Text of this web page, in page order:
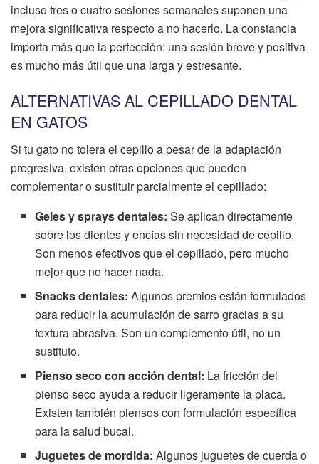
incluso tres o cuatro sesiones semanales suponen una
mejora significativa respecto a no hacerlo. La constancia
importa más que la perfección: una sesión breve y positiva
es mucho más útil que una larga y estresante.
ALTERNATIVAS AL CEPILLADO DENTAL
EN GATOS
Si tu gato no tolera el cepillo a pesar de la adaptación
progresiva, existen otras opciones que pueden
complementar o sustituir parcialmente el cepillado:
Geles y sprays dentales: Se aplican directamente
sobre los dientes y encías sin necesidad de cepillo.
Son menos efectivos que el cepillado, pero mucho
mejor que no hacer nada.
Snacks dentales: Algunos premios están formulados
para reducir la acumulación de sarro gracias a su
textura abrasiva. Son un complemento útil, no un
sustituto.
Pienso seco con acción dental: La fricción del
pienso seco ayuda a reducir ligeramente la placa.
Existen también piensos con formulación específica
para la salud bucal.
Juguetes de mordida: Algunos juguetes de cuerda o